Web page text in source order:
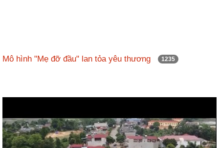
Mô hình "Mẹ đỡ đầu" lan tỏa yêu thương 1235